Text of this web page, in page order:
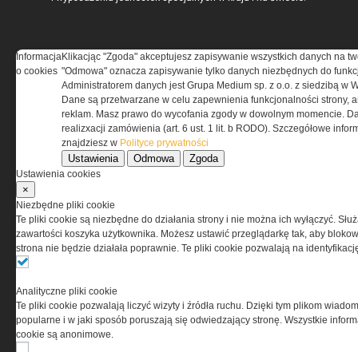
REGULAMIN
Regulamin określa zasady korzystania z portalu
www.special-ops.pl
Korzystanie z portalu jest równoznaczne
odpowiedzialnością Spółka komandytowa, nr KRS:
0000537655, NIP 1132860378, REGON 146393437
(zwana dalej Grupa MEDIUM) w postaci Regulaminu.
Informacja
o cookies
Klikacjąc "Zgoda" akceptujesz zapisywanie wszystkich danych na
"Odmowa" oznacza zapisywanie tylko danych niezbędnych do
Administratorem danych jest Grupa Medium sp. z o.o. z siedzibą w
Dane są przetwarzane w celu zapewnienia funkcjonalności strony,
reklam. Masz prawo do wycofania zgody w dowolnym momencie.
realizxacji zamówienia (art. 6 ust. 1 lit. b RODO). Szczegółowe
znajdziesz w Polityce prywatności
Ustawienia Odmowa Zgoda
Ustawienia cookies
×
Niezbędne pliki cookie
Te pliki cookie są niezbędne do działania strony i nie można ich wyłączyć.
zawartości koszyka użytkownika. Możesz ustawić przeglądarkę tak, aby
strona nie będzie działała poprawnie. Te pliki cookie pozwalają na
Analityczne pliki cookie
Te pliki cookie pozwalają liczyć wizyty i źródła ruchu. Dzięki tym plikom
popularne i w jaki sposób poruszają się odwiedzający stronę. Wszystkie
cookie są anonimowe.